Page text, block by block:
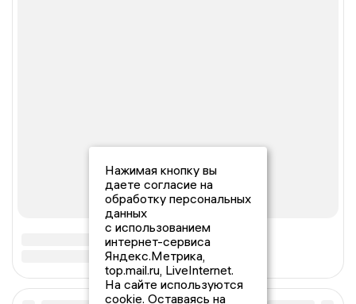
Нажимая кнопку вы
даете согласие на
обработку персональных
данных
с использованием
интернет-сервиса
Яндекс.Метрика,
top.mail.ru, LiveInternet.
На сайте используются
cookie. Оставаясь на